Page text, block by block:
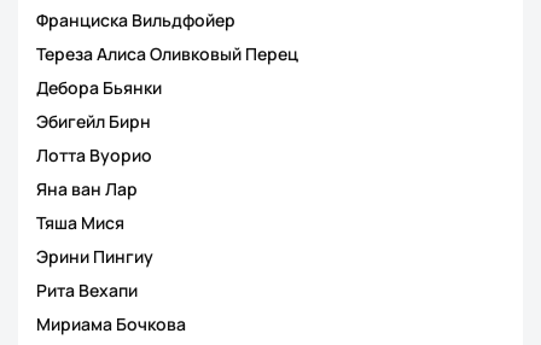
Франциска Вильдфойер
Тереза Алиса Оливковый Перец
Дебора Бьянки
Эбигейл Бирн
Лотта Вуорио
Яна ван Лар
Тяша Мися
Эрини Пингиу
Рита Вехапи
Мириама Бочкова